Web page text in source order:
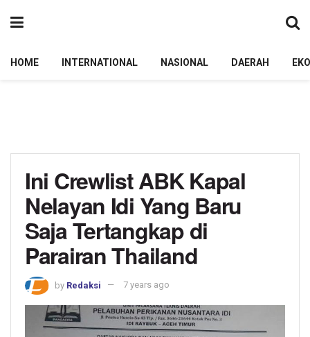
HOME INTERNATIONAL NASIONAL DAERAH
Ini Crewlist ABK Kapal
Nelayan Idi Yang Baru
Saja Tertangkap di
Parairan Thailand
by Redaksi 7 years ago